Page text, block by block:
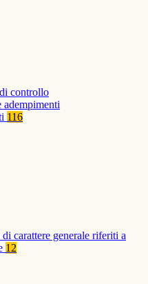
controllo
116
carattere generale riferiti a
12